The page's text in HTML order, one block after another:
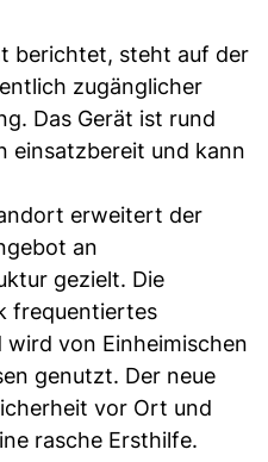
berichtet, steht auf der
zugänglicher
Das Gerät ist rund
einsatzbereit und kann
erweitert der
an
gezielt. Die
frequentiertes
von Einheimischen
genutzt. Der neue
vor Ort und
rasche Ersthilfe.